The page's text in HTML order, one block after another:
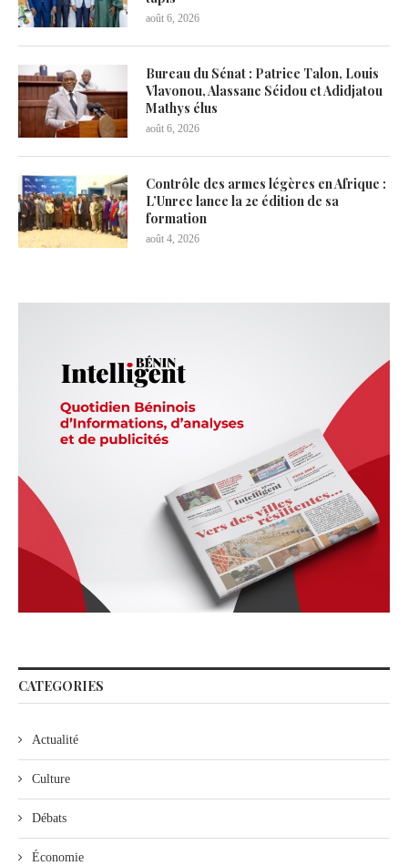
août 6, 2026
Bureau du Sénat : Patrice Talon, Louis
Vlavonou, Alassane Séidou et Adidjatou
Mathys élus
août 6, 2026
Contrôle des armes légères en Afrique :
L’Unrec lance la 2e édition de sa
formation
août 4, 2026
CATEGORIES
Actualité
Culture
Débats
Économie